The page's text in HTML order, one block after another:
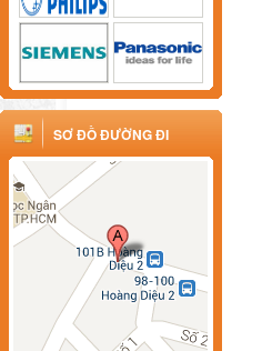
SƠ ĐỒ ĐƯỜNG ĐI